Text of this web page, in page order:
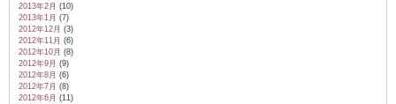
2013年2月 (10)
2013年1月 (7)
2012年12月 (3)
2012年11月 (6)
2012年10月 (8)
2012年9月 (9)
2012年8月 (6)
2012年7月 (8)
2012年6月 (11)